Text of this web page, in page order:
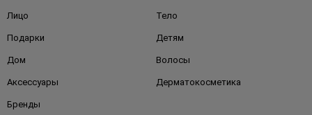
Лицо Тело
Подарки Детям
Дом Волосы
Аксессуары Дерматокосметика
Бренды